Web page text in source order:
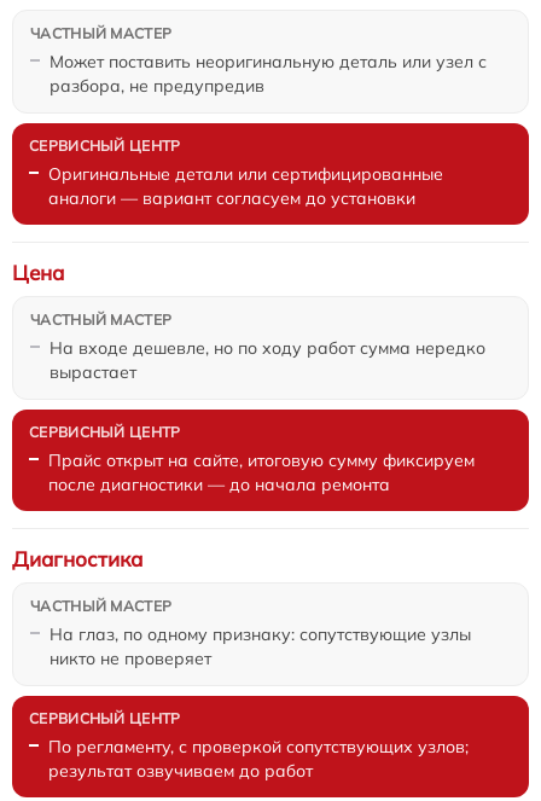
Может поставить неоригинальную деталь или узел с
разбора, не предупредив
Оригинальные детали или сертифицированные
аналоги — вариант согласуем до установки
На входе дешевле, но по ходу работ сумма нередко
вырастает
Цена
Прайс открыт на сайте, итоговую сумму фиксируем
после диагностики — до начала ремонта
На глаз, по одному признаку: сопутствующие узлы
никто не проверяет
Диагностика
По регламенту, с проверкой сопутствующих узлов;
результат озвучиваем до работ